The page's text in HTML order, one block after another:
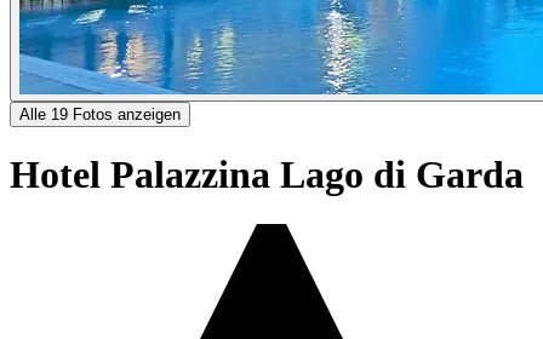
Alle 19 Fotos anzeigen
Hotel Palazzina Lago di Garda